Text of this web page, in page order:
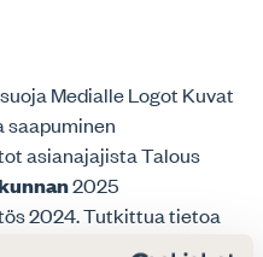
Medialle Logot Kuvat
asianajajista Talous
2025
2024. Tutkittua tietoa